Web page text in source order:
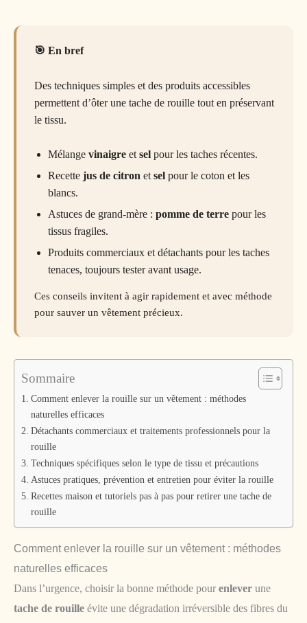
En bref
Des techniques simples et des produits accessibles
permettent d’ôter une tache de rouille tout en préservant
le tissu.
Mélange vinaigre et sel pour les taches récentes.
Recette jus de citron et sel pour le coton et les
blancs.
Astuces de grand-mère : pomme de terre pour les
tissus fragiles.
Produits commerciaux et détachants pour les taches
tenaces, toujours tester avant usage.
Ces conseils invitent à agir rapidement et avec méthode
pour sauver un vêtement précieux.
Sommaire
Comment enlever la rouille sur un vêtement : méthodes
naturelles efficaces
Détachants commerciaux et traitements professionnels pour la
rouille
Techniques spécifiques selon le type de tissu et précautions
Astuces pratiques, prévention et entretien pour éviter la rouille
Recettes maison et tutoriels pas à pas pour retirer une tache de
rouille
Comment enlever la rouille sur un vêtement : méthodes
naturelles efficaces
Dans l’urgence, choisir la bonne méthode pour enlever une
tache de rouille évite une dégradation irréversible des fibres du